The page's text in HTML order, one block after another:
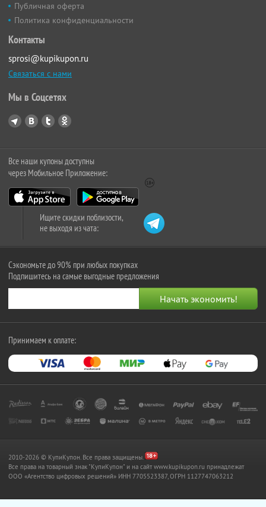
Публичная оферта
Политика конфиденциальности
Контакты
sprosi@kupikupon.ru
Связаться с нами
Мы в Соцсетях
Все наши купоны доступны
через Мобильное Приложение:
Ищите скидки поблизости,
не выходя из чата:
Сэкономьте до 90% при любых покупках
Подпишитесь на самые выгодные предложения
Принимаем к оплате:
2010-2026 © КупиКупон. Все права защищены.
Все права на товарный знак "КупиКупон" и на сайт www.kupikupon.ru принадлежат
OOO «Агентство цифровых решений» ИНН 7705523387, ОГРН 1127747063212